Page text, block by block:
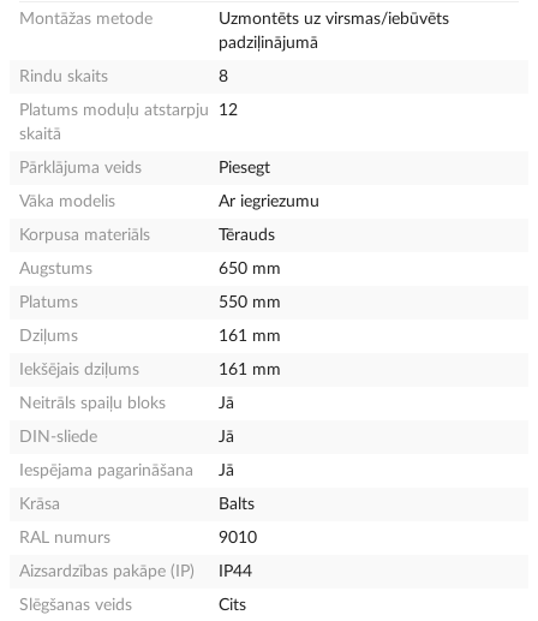
Montāžas metode
Uzmontēts uz virsmas/iebūvēts
padziļinājumā
Rindu skaits
8
Platums moduļu atstarpju
skaitā
12
Pārklājuma veids
Piesegt
Vāka modelis
Ar iegriezumu
Korpusa materiāls
Tērauds
Augstums
650 mm
Platums
550 mm
Dziļums
161 mm
Iekšējais dziļums
161 mm
Neitrāls spaiļu bloks
Jā
DIN-sliede
Jā
Iespējama pagarināšana
Jā
Krāsa
Balts
RAL numurs
9010
Aizsardzības pakāpe (IP)
IP44
Slēgšanas veids
Cits